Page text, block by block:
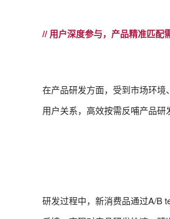
// 用户深度参与，产品精准匹配
在产品研发方面，受到市场环
用户关系，高效按需反哺产品研
研发过程中，新消费品通过A/B